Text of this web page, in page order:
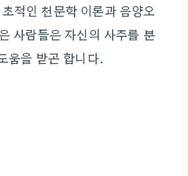
적인 천문학 이론과 음양오
사람들은 자신의 사주를 분
움을 받곤 합니다.